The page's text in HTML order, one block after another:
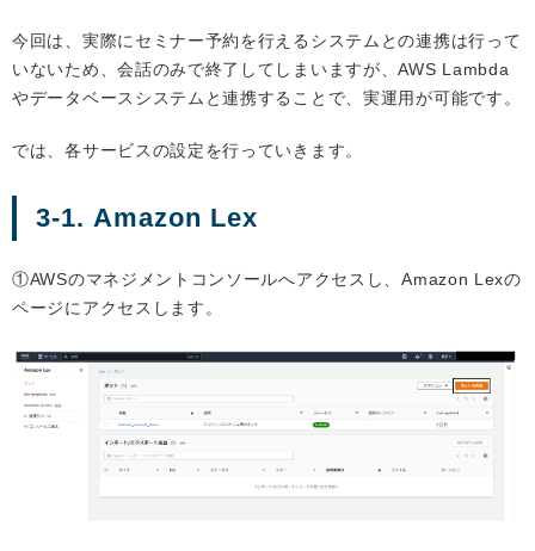
今回は、実際にセミナー予約を行えるシステムとの連携は行って
いないため、会話のみで終了してしまいますが、AWS Lambda
やデータベースシステムと連携することで、実運用が可能です。
では、各サービスの設定を行っていきます。
3-1. Amazon Lex
①AWSのマネジメントコンソールへアクセスし、Amazon Lexの
ページにアクセスします。